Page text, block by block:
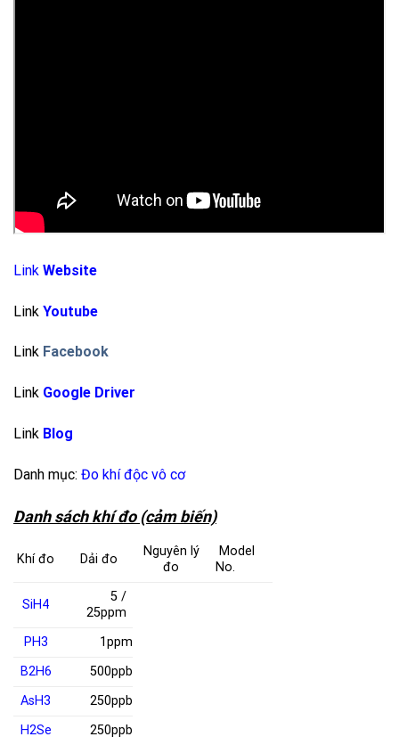
Link Website
Link Youtube
Link Facebook
Link Google Driver
Link Blog
Danh mục: Đo khí độc vô cơ
Danh sách khí đo (cảm biến)
Khí đo Dải đo
Nguyên lý
đo
Model
No.
SiH4
5 /
25ppm
PH3
1ppm
B2H6
500ppb
AsH3
250ppb
H2Se
250ppb